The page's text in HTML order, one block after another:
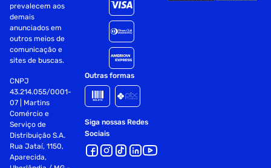
prevalecem aos
demais
anunciados em
outros meios de
comunicação e
sites de buscas.
CNPJ
43.214.055/0001-
07 | Martins
Comércio e
Serviço de
Distribuição S.A.
Rua Jataí, 1150,
Aparecida,
Outras formas
Siga nossas Redes
Sociais